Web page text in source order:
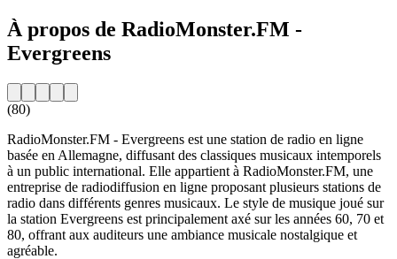
À propos de RadioMonster.FM -
Evergreens
(80)
RadioMonster.FM - Evergreens est une station de radio en ligne
basée en Allemagne, diffusant des classiques musicaux intemporels
à un public international. Elle appartient à RadioMonster.FM, une
entreprise de radiodiffusion en ligne proposant plusieurs stations de
radio dans différents genres musicaux. Le style de musique joué sur
la station Evergreens est principalement axé sur les années 60, 70 et
80, offrant aux auditeurs une ambiance musicale nostalgique et
agréable.